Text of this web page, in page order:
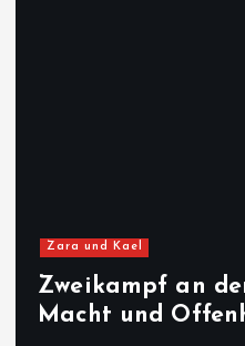
Zara und Kael
Zweikampf an
Macht und